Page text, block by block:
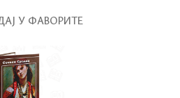
У ФАВОРИТЕ